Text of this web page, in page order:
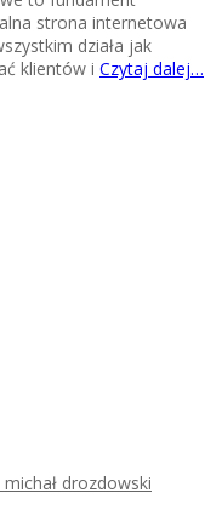
strona internetowa
działa jak
klientów i Czytaj dalej…